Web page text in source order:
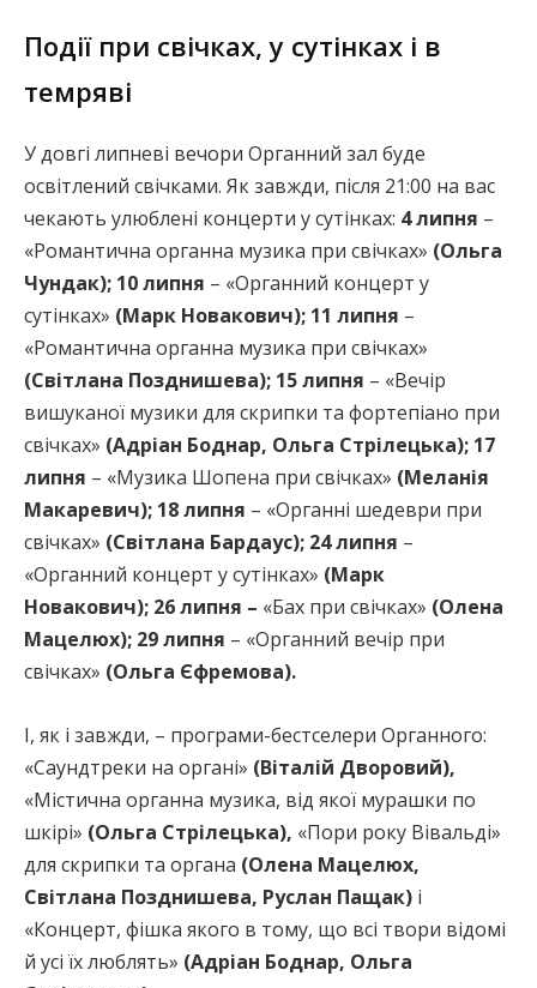
Події при свічках, у сутінках і в
темряві
У довгі липневі вечори Органний зал буде
освітлений свічками. Як завжди, після 21:00 на вас
чекають улюблені концерти у сутінках: 4 липня –
«Романтична органна музика при свічках» (Ольга
Чундак); 10 липня – «Органний концерт у
сутінках» (Марк Новакович); 11 липня –
«Романтична органна музика при свічках»
(Світлана Позднишева); 15 липня – «Вечір
вишуканої музики для скрипки та фортепіано при
свічках» (Адріан Боднар, Ольга Стрілецька); 17
липня – «Музика Шопена при свічках» (Меланія
Макаревич); 18 липня – «Органні шедеври при
свічках» (Світлана Бардаус); 24 липня –
«Органний концерт у сутінках» (Марк
Новакович); 26 липня – «Бах при свічках» (Олена
Мацелюх); 29 липня – «Органний вечір при
свічках» (Ольга Єфремова).
І, як і завжди, – програми-бестселери Органного:
«Саундтреки на органі» (Віталій Дворовий),
«Містична органна музика, від якої мурашки по
шкірі» (Ольга Стрілецька), «Пори року Вівальді»
для скрипки та органа (Олена Мацелюх,
Світлана Позднишева, Руслан Пащак) і
«Концерт, фішка якого в тому, що всі твори відомі
й усі їх люблять» (Адріан Боднар, Ольга